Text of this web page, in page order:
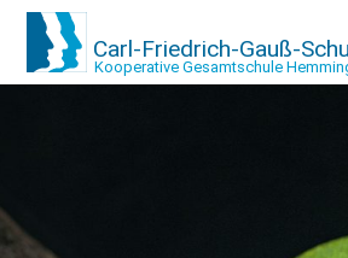
Carl-Friedrich-Gauß-
Kooperative Gesamtschule